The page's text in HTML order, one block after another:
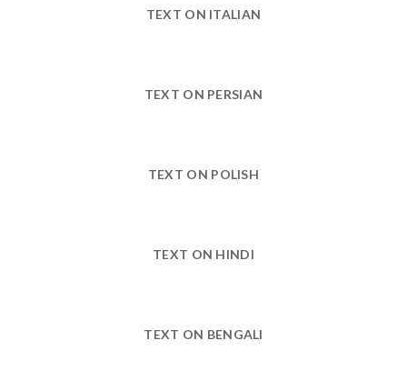
TEXT ON ITALIAN
TEXT ON PERSIAN
TEXT ON POLISH
TEXT ON HINDI
TEXT ON BENGALI